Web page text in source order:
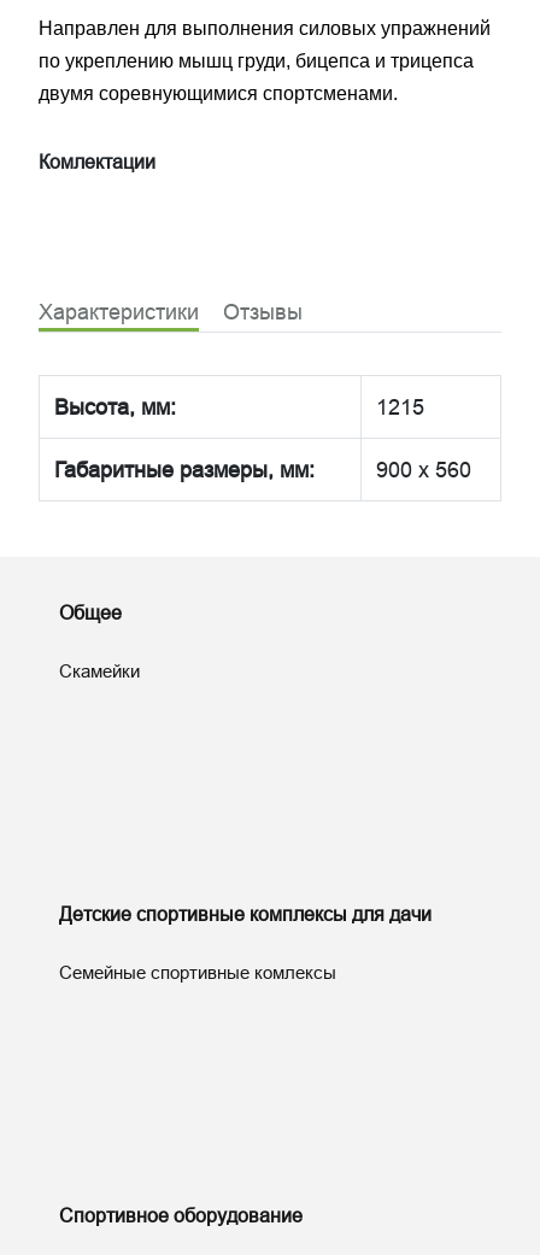
Направлен для выполнения силовых упражнений
по укреплению мышц груди, бицепса и трицепса
двумя соревнующимися спортсменами.
Комлектации
Характеристики Отзывы
Высота, мм: 1215
Габаритные размеры, мм: 900 x 560
Общее
Скамейки
Детские спортивные комплексы для дачи
Семейные спортивные комлексы
Спортивное оборудование